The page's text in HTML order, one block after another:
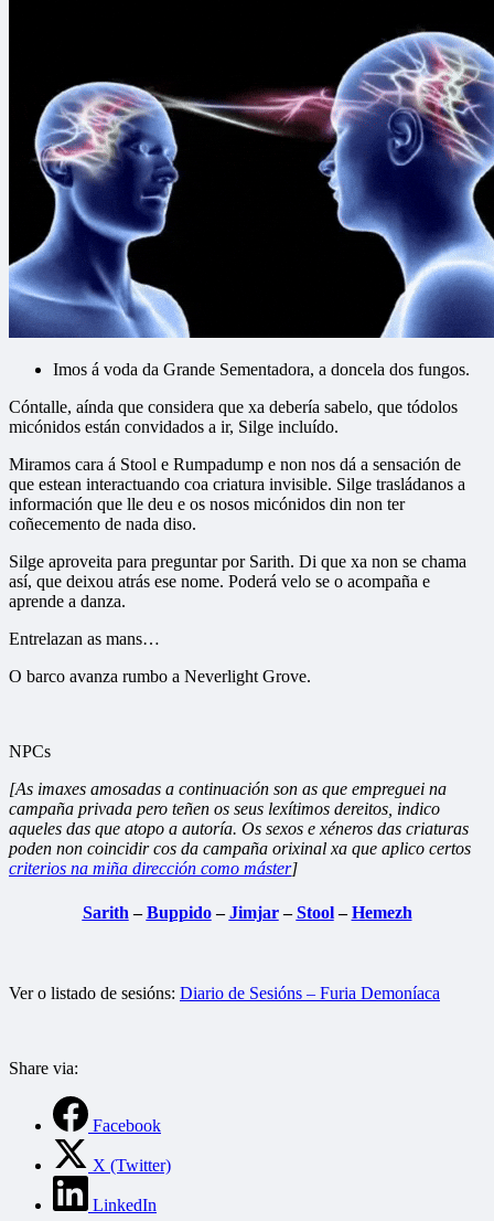
Imos á voda da Grande Sementadora, a doncela dos fungos.
Cóntalle, aínda que considera que xa debería sabelo, que tódolos
micónidos están convidados a ir, Silge incluído.
Miramos cara á Stool e Rumpadump e non nos dá a sensación de
que estean interactuando coa criatura invisible. Silge trasládanos a
información que lle deu e os nosos micónidos din non ter
coñecemento de nada diso.
Silge aproveita para preguntar por Sarith. Di que xa non se chama
así, que deixou atrás ese nome. Poderá velo se o acompaña e
aprende a danza.
Entrelazan as mans…
O barco avanza rumbo a Neverlight Grove.
NPCs
[As imaxes amosadas a continuación son as que empreguei na
campaña privada pero teñen os seus lexítimos dereitos, indico
aqueles das que atopo a autoría. Os sexos e xéneros das criaturas
poden non coincidir cos da campaña orixinal xa que aplico certos
criterios na miña dirección como máster]
Sarith –Buppido–Jimjar–Stool–Hemezh
Ver o listado de sesións: Diario de Sesións – Furia Demoníaca
Share via:
Facebook
X (Twitter)
LinkedIn